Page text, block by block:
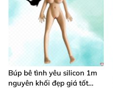
Búp bê tình yêu silicon 1m
nguyên khối đẹp giá tốt